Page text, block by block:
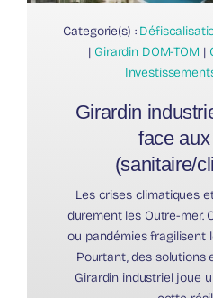
Categorie(s) :
| Girardin DOM-TOM |
Girardin
face
(sanitaire/
Les crises climatiques
durement les Outre-mer.
ou pandémies fragilisent
Pourtant, des solutions
Girardin industriel joue